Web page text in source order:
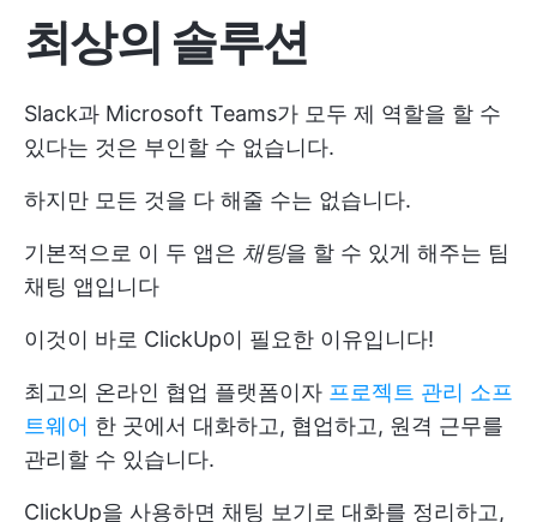
최상의 솔루션
Slack과 Microsoft Teams가 모두 제 역할을 할 수
있다는 것은 부인할 수 없습니다.
하지만 모든 것을 다 해줄 수는 없습니다.
기본적으로 이 두 앱은 채팅을 할 수 있게 해주는 팀
채팅 앱입니다
이것이 바로 ClickUp이 필요한 이유입니다!
최고의 온라인 협업 플랫폼이자 프로젝트 관리 소프
트웨어 한 곳에서 대화하고, 협업하고, 원격 근무를
관리할 수 있습니다.
ClickUp을 사용하면 채팅 보기로 대화를 정리하고,